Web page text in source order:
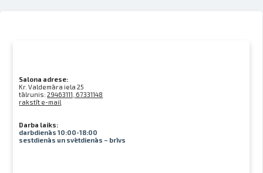
Salona adrese:
Kr. Valdemāra iela 25
tālrunis:29463111, 67331148
rakstīt e-mail
Darba laiks:
darbdienās 10:00-18:00
sestdienās un svētdienās – brīvs